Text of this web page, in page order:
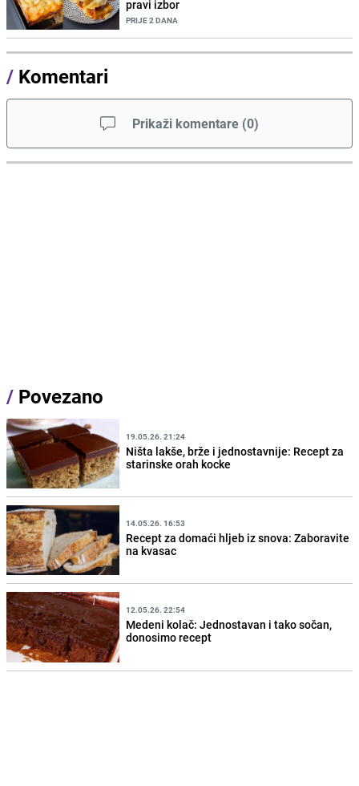
pravi izbor
PRIJE 2 DANA
/ Komentari
Prikaži komentare (0)
/ Povezano
19.05.26. 21:24
Ništa lakše, brže i jednostavnije: Recept za
starinske orah kocke
14.05.26. 16:53
Recept za domaći hljeb iz snova: Zaboravite
na kvasac
12.05.26. 22:54
Medeni kolač: Jednostavan i tako sočan,
donosimo recept